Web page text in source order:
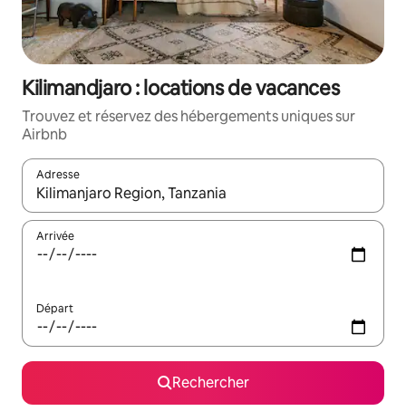
Kilimandjaro : locations de vacances
Trouvez et réservez des hébergements uniques sur
Airbnb
Adresse
Lorsque les résultats s'affichent, utilisez les flèches vers le
Arrivée
Départ
Rechercher